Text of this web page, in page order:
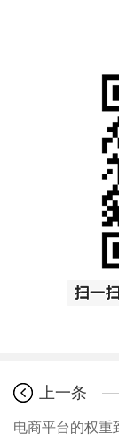
上一条
电商平台的权重